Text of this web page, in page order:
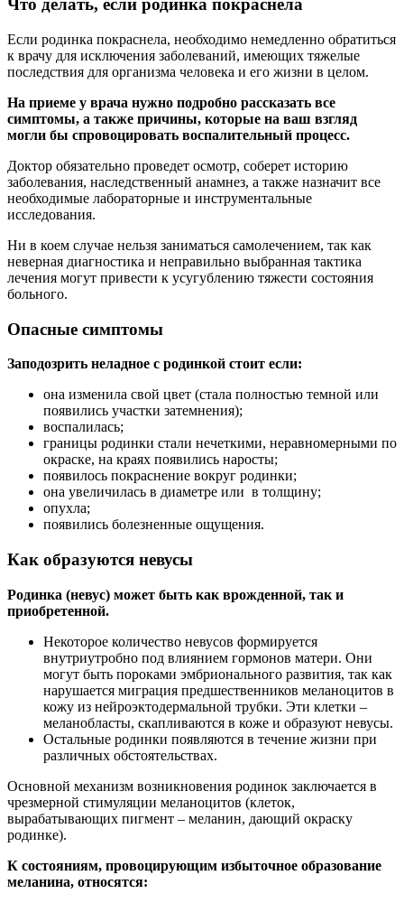
Что делать, если родинка покраснела
Если родинка покраснела, необходимо немедленно обратиться
к врачу для исключения заболеваний, имеющих тяжелые
последствия для организма человека и его жизни в целом.
На приеме у врача нужно подробно рассказать все
симптомы, а также причины, которые на ваш взгляд
могли бы спровоцировать воспалительный процесс.
Доктор обязательно проведет осмотр, соберет историю
заболевания, наследственный анамнез, а также назначит все
необходимые лабораторные и инструментальные
исследования.
Ни в коем случае нельзя заниматься самолечением, так как
неверная диагностика и неправильно выбранная тактика
лечения могут привести к усугублению тяжести состояния
больного.
Опасные симптомы
Заподозрить неладное с родинкой стоит если:
она изменила свой цвет (стала полностью темной или
появились участки затемнения);
воспалилась;
границы родинки стали нечеткими, неравномерными по
окраске, на краях появились наросты;
появилось покраснение вокруг родинки;
она увеличилась в диаметре или в толщину;
опухла;
появились болезненные ощущения.
Как образуются невусы
Родинка (невус) может быть как врожденной, так и
приобретенной.
Некоторое количество невусов формируется
внутриутробно под влиянием гормонов матери. Они
могут быть пороками эмбрионального развития, так как
нарушается миграция предшественников меланоцитов в
кожу из нейроэктодермальной трубки. Эти клетки –
меланобласты, скапливаются в коже и образуют невусы.
Остальные родинки появляются в течение жизни при
различных обстоятельствах.
Основной механизм возникновения родинок заключается в
чрезмерной стимуляции меланоцитов (клеток,
вырабатывающих пигмент – меланин, дающий окраску
родинке).
К состояниям, провоцирующим избыточное образование
меланина, относятся: